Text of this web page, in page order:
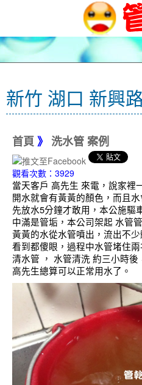
新竹 湖口 新興
首頁 》 洗水管 案例
觀看次數：3929
當天客戶 高先生 來電，說家裡
開水就會有黃黃的顏色，而且
先放水5分鐘才敢用，本公施驅
中滿是管垢，本公司架起 水管
黃黃的水從水管噴出，流出不
看到都傻眼，過程中水管堵住
清水管 ， 水管清洗 約三小時後
高先生總算可以正常用水了。